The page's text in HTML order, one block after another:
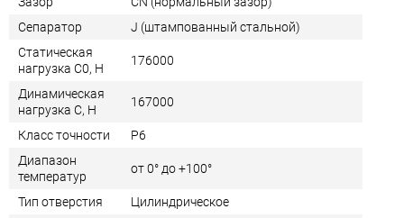
Сепаратор
J (штампованный стальной)
Статическая
нагрузка C0, Н
176000
Динамическая
нагрузка C, Н
167000
Класс точности
P6
Диапазон
температур
от 0° до +100°
Тип отверстия
Цилиндрическое